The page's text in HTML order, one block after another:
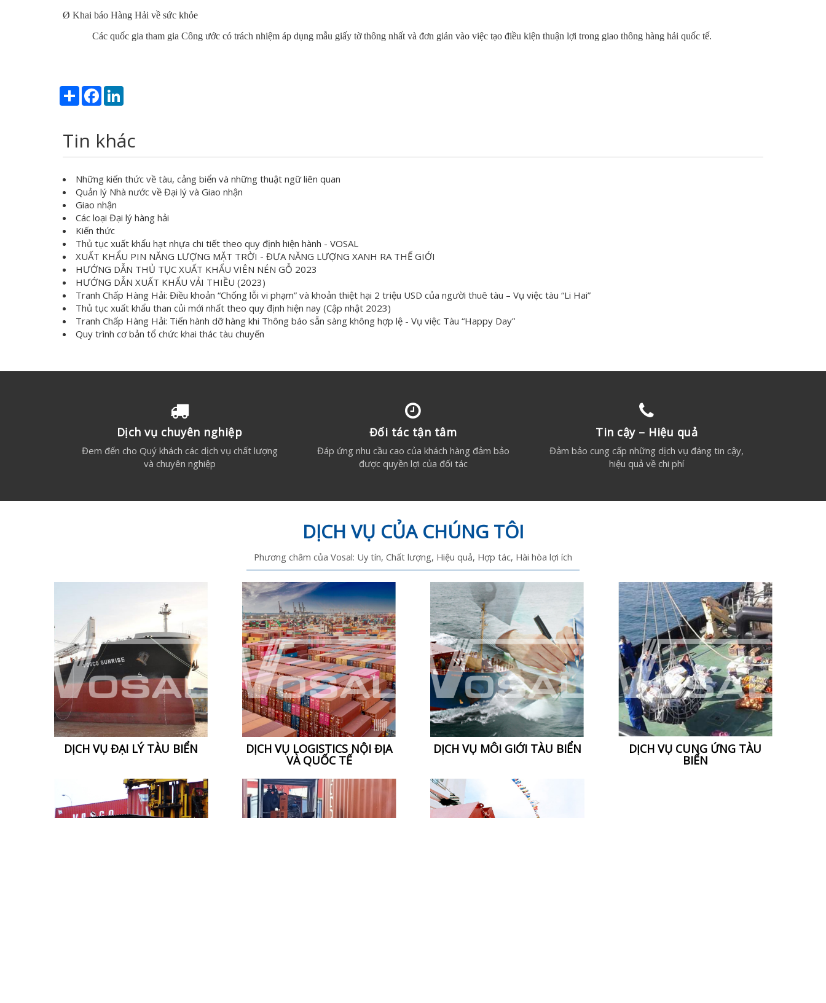
Ø Khai báo Hàng Hải về sức khỏe
Các quốc gia tham gia Công ước có trách nhiệm áp dụng mẫu giấy tờ thông nhất và đơn giản vào việc tạo điều kiện thuận lợi trong giao thông hàng hải quốc tế.
Share Facebook
Tin khác
Những kiến thức về tàu, cảng biển và những thuật ngữ liên quan
Quản lý Nhà nước về Đại lý và Giao nhận
Giao nhận
Các loại Đại lý hàng hải
Kiến thức
Thủ tục xuất khẩu hạt nhựa chi tiết theo quy định hiện hành - VOSAL
XUẤT KHẨU PIN NĂNG LƯỢNG MẶT TRỜI - ĐƯA NĂNG LƯỢNG XANH RA THẾ GIỚI
HƯỚNG DẪN THỦ TỤC XUẤT KHẨU VIÊN NÉN GỖ 2023
HƯỚNG DẪN XUẤT KHẨU VẢI THIỀU (2023)
Tranh Chấp Hàng Hải: Điều khoản “Chống lỗi vi phạm” và khoản thiệt hại 2 triệu USD của người thuê tàu – Vụ việc tàu “Li Hai”
Thủ tục xuất khẩu than củi mới nhất theo quy định hiện nay (Cập nhật 2023)
Tranh Chấp Hàng Hải: Tiến hành dỡ hàng khi Thông báo sẵn sàng không hợp lệ - Vụ việc Tàu “Happy Day”
Quy trình cơ bản tổ chức khai thác tàu chuyến
Dịch vụ chuyên nghiệp
Đem đến cho Quý khách các dịch vụ chất lượng
và chuyên nghiệp
Đối tác tận tâm
Đáp ứng nhu cầu cao của khách hàng đảm bảo
được quyền lợi của đối tác
Tin cậy – Hiệu quả
Đảm bảo cung cấp những dịch vụ đáng tin cậy,
hiệu quả về chi phí
DỊCH VỤ CỦA CHÚNG TÔI
Phương châm của Vosal: Uy tín, Chất lượng, Hiệu quả, Hợp tác, Hài hòa lợi ích
DỊCH VỤ ĐẠI LÝ TÀU BIỂN DỊCH VỤ LOGISTICS NỘI ĐỊA
VÀ QUỐC TẾ
DỊCH VỤ MÔI GIỚI TÀU BIỂN DỊCH VỤ CUNG ỨNG TÀU
BIỂN